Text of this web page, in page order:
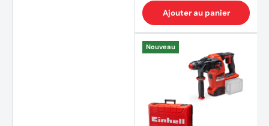
Ajouter au panier
Nouveau